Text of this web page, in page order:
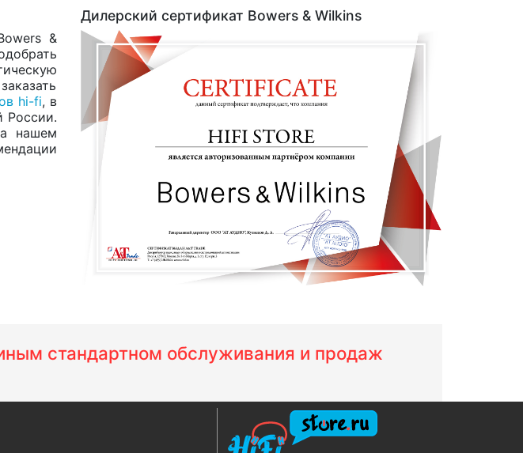
&
hi-fi, в
России.
нашем
Дилерский сертификат Bowers & Wilkins
стандартном обслуживания и продаж